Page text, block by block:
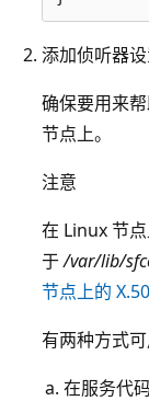
添加侦听器设
确保要用来
节点上。
注意
在 Linux 节
于/var/lib/
节点上的
有两种方式
在服务代